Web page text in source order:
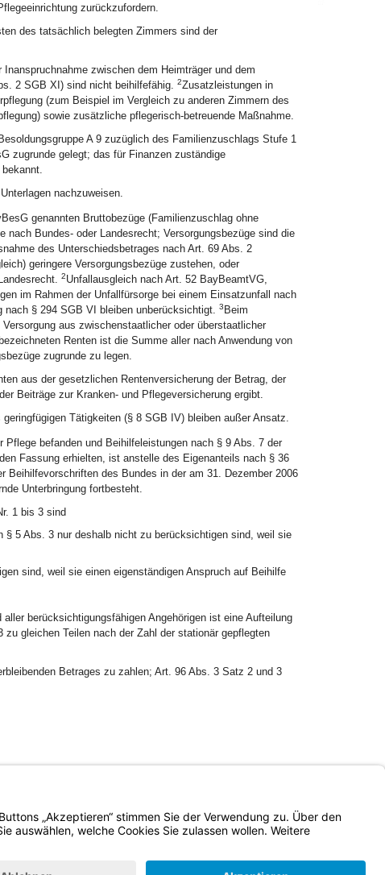
zurückzufordern.
des tatsächlich belegten Zimmers sind der
zwischen dem Heimträger und dem
2 SGB XI) sind nicht beihilfefähig. 2Zusatzleistungen in
(zum Beispiel im Vergleich zu anderen Zimmern des
sowie zusätzliche pflegerisch-betreuende Maßnahme.
A 9 zuzüglich des Familienzuschlags Stufe 1
zugrunde gelegt; das für Finanzen zuständige
nachzuweisen.
genannten Bruttobezüge (Familienzuschlag ohne
nach Bundes- oder Landesrecht; Versorgungsbezüge sind die
des Unterschiedsbetrages nach Art. 69 Abs. 2
geringere Versorgungsbezüge zustehen, oder
2Unfallausgleich nach Art. 52 BayBeamtVG,
im Rahmen der Unfallfürsorge bei einem Einsatzunfall nach
nach § 294 SGB VI bleiben unberücksichtigt. 3 Beim
aus zwischenstaatlicher oder überstaatlicher
Renten ist die Summe aller nach Anwendung von
zugrunde zu legen.
aus der gesetzlichen Rentenversicherung der Betrag, der
Beiträge zur Kranken- und Pflegeversicherung ergibt.
geringfügigen Tätigkeiten (§ 8 SGB IV) bleiben außer Ansatz.
befanden und Beihilfeleistungen nach § 9 Abs. 7 der
Fassung erhielten, ist anstelle des Eigenanteils nach § 36
des Bundes in der am 31. Dezember 2006
Unterbringung fortbesteht.
1 bis 3 sind
5 Abs. 3 nur deshalb nicht zu berücksichtigen sind, weil sie
sind, weil sie einen eigenständigen Anspruch auf Beihilfe
berücksichtigungsfähigen Angehörigen ist eine Aufteilung
gleichen Teilen nach der Zahl der stationär gepflegten
Betrages zu zahlen; Art. 96 Abs. 3 Satz 2 und 3
Schriftgröße